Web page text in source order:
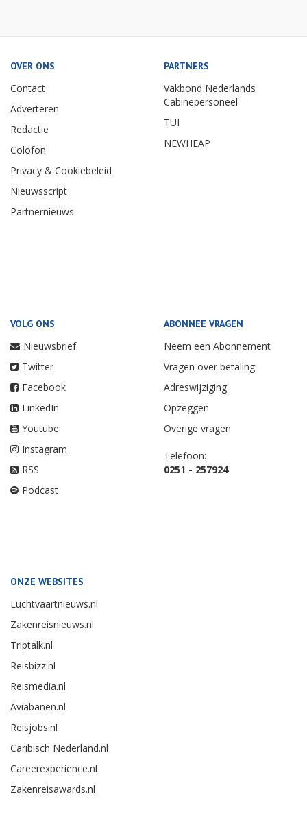
OVER ONS
Contact
Adverteren
Redactie
Colofon
Privacy & Cookiebeleid
Nieuwsscript
Partnernieuws
PARTNERS
Vakbond Nederlands
Cabinepersoneel
TUI
NEWHEAP
VOLG ONS
Nieuwsbrief
Twitter
Facebook
LinkedIn
Youtube
Instagram
RSS
Podcast
ABONNEE VRAGEN
Neem een Abonnement
Vragen over betaling
Adreswijziging
Opzeggen
Overige vragen
Telefoon:
0251 - 257924
ONZE WEBSITES
Luchtvaartnieuws.nl
Zakenreisnieuws.nl
Triptalk.nl
Reisbizz.nl
Reismedia.nl
Aviabanen.nl
Reisjobs.nl
Caribisch Nederland.nl
Careerexperience.nl
Zakenreisawards.nl